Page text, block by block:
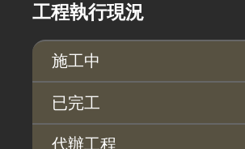
工程執行現況
施工中
已完工
代辦工程